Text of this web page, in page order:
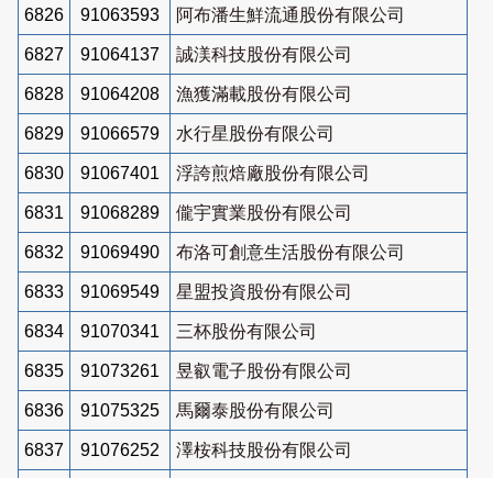
6826 91063593 阿布潘生鮮流通股份有限公司
6827 91064137 誠渼科技股份有限公司
6828 91064208 漁獲滿載股份有限公司
6829 91066579 水行星股份有限公司
6830 91067401 浮誇煎焙廠股份有限公司
6831 91068289 儱宇實業股份有限公司
6832 91069490 布洛可創意生活股份有限公司
6833 91069549 星盟投資股份有限公司
6834 91070341 三杯股份有限公司
6835 91073261 昱叡電子股份有限公司
6836 91075325 馬爾泰股份有限公司
6837 91076252 澤桉科技股份有限公司